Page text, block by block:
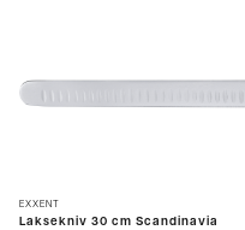
EXXENT
Laksekniv 30 cm Scandinavia